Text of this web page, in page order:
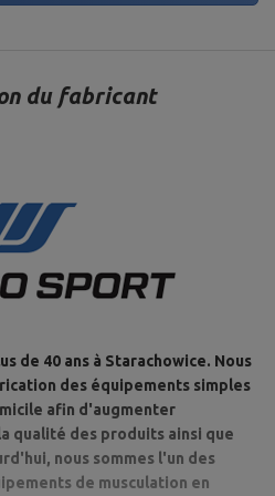
du fabricant
de 40 ans à Starachowice. Nous
des équipements simples
afin d'augmenter
qualité des produits ainsi que
nous sommes l'un des
de musculation en